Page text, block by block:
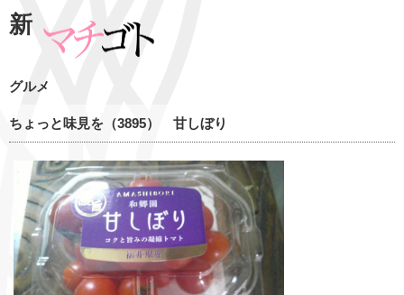
新
グルメ
ちょっと味見を（3895） 甘しぼり